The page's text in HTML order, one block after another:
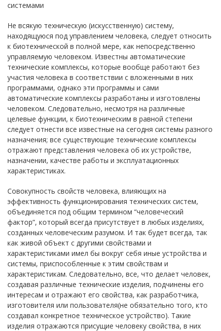
системами
Не всякую техническую (искусственную) систему,
находящуюся под управлением человека, следует относить
к биотехнической в полной мере, как непосредственно
управляемую человеком. Известны автоматические
технические комплексы, которые вообще работают без
участия человека в соответствии с вложенными в них
программами, однако эти программы и сами
автоматические комплексы разработаны и изготовлены
человеком. Следовательно, несмотря на различные
целевые функции, к биотехническим в равной степени
следует отнести все известные на сегодня системы разного
назначения; все существующие технические комплексы
отражают представления человека об их устройстве,
назначении, качестве работы и эксплуатационных
характеристиках.
Совокупность свойств человека, влияющих на
эффективность функционирования технических систем,
объединяется под общим термином “человеческий
фактор”, который всегда присутствует в любых изделиях,
созданных человеческим разумом. И так будет всегда, так
как живой объект с другими свойствами и
характеристиками имел бы вокруг себя иные устройства и
системы, приспособленные к этим свойствам и
характеристикам. Следовательно, все, что делает человек,
создавая различные технические изделия, подчинены его
интересам и отражают его свойства, как разработчика,
изготовителя или пользователя(не обязательно того, кто
создавал конкретное техническое устройство). Такие
изделия отражаются присущие человеку свойства, в них